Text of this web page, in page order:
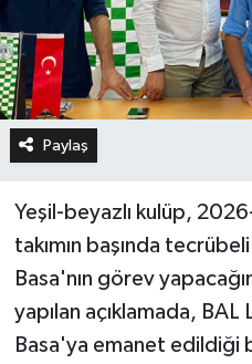
Paylaş
Yeşil-beyazlı kulüp,
takımın başında
Basa'nın görev
yapılan açıklamada, BAL
Basa'ya emanet edildiği